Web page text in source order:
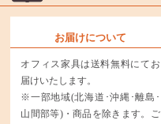
お届けについて
オフィス家具は送料無料にてお
届けいたします。
※一部地域(北海道･沖縄･離島･
山間部等)・商品を除きます。ご